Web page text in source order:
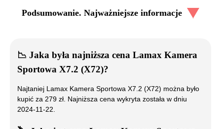
Podsumowanie. Najważniejsze informacje
📉 Jaka była najniższa cena Lamax Kamera
Sportowa X7.2 (X72)?
Najtaniej Lamax Kamera Sportowa X7.2 (X72) można było
kupić za 279 zł. Najniższa cena wykryta została w dniu
2024-11-22.